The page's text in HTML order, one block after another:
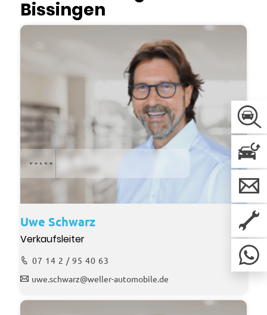
Bissingen
Uwe Schwarz
Verkaufsleiter
07 14 2 / 95 40 63
uwe.schwarz@weller-automobile.de